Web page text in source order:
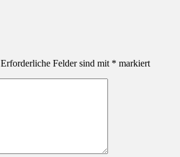
Erforderliche Felder sind mit * markiert